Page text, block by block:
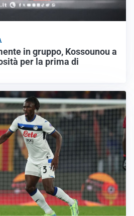
in gruppo, Kossounou a
per la prima di